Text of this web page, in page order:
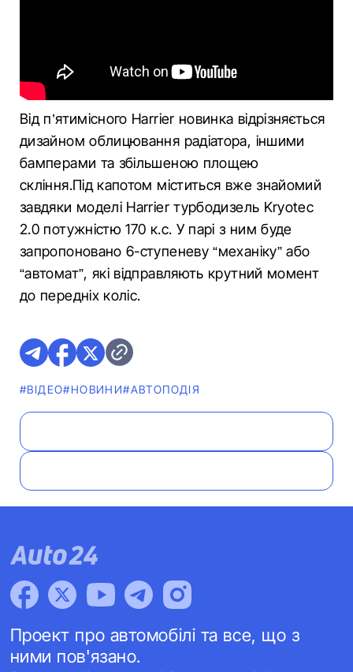
Від п’ятимісного Harrier новинка відрізняється
дизайном облицювання радіатора, іншими
бамперами та збільшеною площею
скління.Під капотом міститься вже знайомий
завдяки моделі Harrier турбодизель Kryotec
2.0 потужністю 170 к.с. У парі з ним буде
запропоновано 6-ступеневу “механіку” або
“автомат”, які відправляють крутний момент
до передніх коліс.
#ВІДЕО#НОВИНИ#АВТОПОДІЯ
Проект про автомобілі та все, що з
ними пов'язано.